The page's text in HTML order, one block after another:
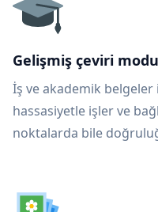
Gelişmiş çeviri modu
İş ve akademik
hassasiyetle işler ve
noktalarda bile